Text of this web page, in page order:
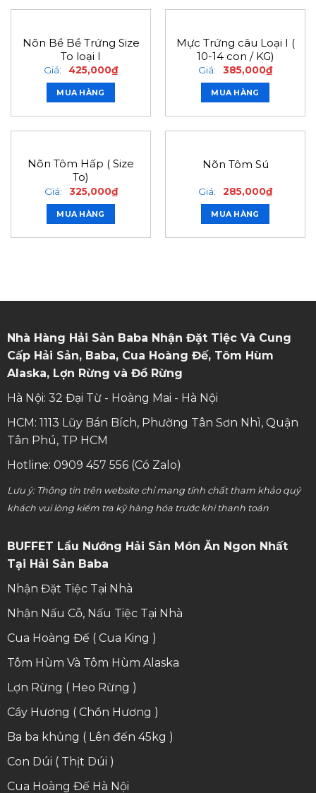
Nõn Bề Bề Trứng Size
To loại I
Giá: 425,000₫
MUA HÀNG
Mực Trứng câu Loại I (
10-14 con / KG)
Giá: 385,000₫
MUA HÀNG
Nõn Tôm Hấp ( Size
To)
Giá: 325,000₫
MUA HÀNG
Nõn Tôm Sú
Giá: 285,000₫
MUA HÀNG
Nhà Hàng Hải Sản Baba Nhận Đặt Tiệc Và Cung
Cấp Hải Sản, Baba, Cua Hoàng Đế, Tôm Hùm
Alaska, Lợn Rừng và Đồ Rừng
Hà Nội: 32 Đại Từ - Hoàng Mai - Hà Nội
HCM: 1113 Lũy Bán Bích, Phường Tân Sơn Nhì, Quận
Tân Phú, TP HCM
Hotline: 0909 457 556 (Có Zalo)
Lưu ý: Thông tin trên website chỉ mang tính chất tham khảo quý
khách vui lòng kiểm tra kỹ hàng hóa trước khi thanh toán
BUFFET Lẩu Nướng Hải Sản Món Ăn Ngon Nhất
Tại Hải Sản Baba
Nhận Đặt Tiệc Tại Nhà
Nhận Nấu Cỗ, Nấu Tiệc Tại Nhà
Cua Hoàng Đế ( Cua King )
Tôm Hùm Và Tôm Hùm Alaska
Lợn Rừng ( Heo Rừng )
Cầy Hương ( Chồn Hương )
Ba ba khủng ( Lên đến 45kg )
Con Dúi ( Thịt Dúi )
Cua Hoàng Đế Hà Nội